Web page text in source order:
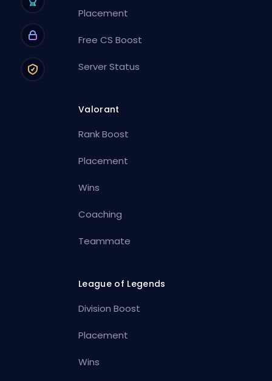
Placement
Free CS Boost
Server Status
Valorant
Rank Boost
Placement
Wins
Coaching
Teammate
League of Legends
Division Boost
Placement
Wins